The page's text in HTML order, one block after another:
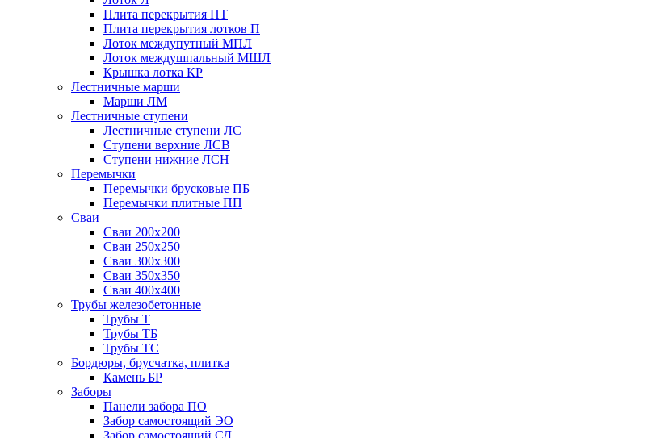
Плита перекрытия ПТ
Плита перекрытия лотков П
Лоток междупутный МПЛ
Лоток междушпальный МШЛ
Крышка лотка КР
Лестничные марши
Марши ЛМ
Лестничные ступени
Лестничные ступени ЛС
Ступени верхние ЛСВ
Ступени нижние ЛСН
Перемычки
Перемычки брусковые ПБ
Перемычки плитные ПП
Сваи
Сваи 200х200
Сваи 250х250
Сваи 300х300
Сваи 350х350
Сваи 400х400
Трубы железобетонные
Трубы Т
Трубы ТБ
Трубы ТС
Бордюры, брусчатка, плитка
Камень БР
Заборы
Панели забора ПО
Забор самостоящий ЭО
Забор самостоящий СД